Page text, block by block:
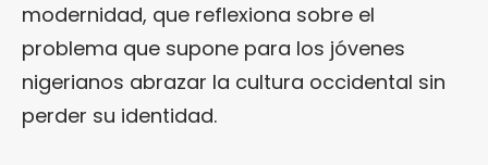
modernidad, que reflexiona sobre el
problema que supone para los jóvenes
nigerianos abrazar la cultura occidental sin
perder su identidad.